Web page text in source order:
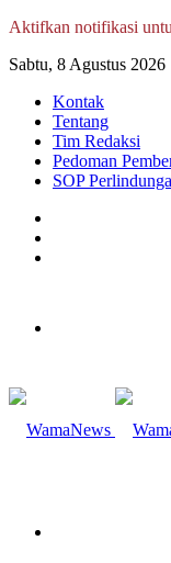
Aktifkan notifikasi
Sabtu, 8 Agustus 2026
Kontak
Tentang
Tim Redaksi
Pedoman
SOP